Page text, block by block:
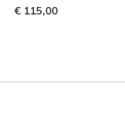
€ 115,00